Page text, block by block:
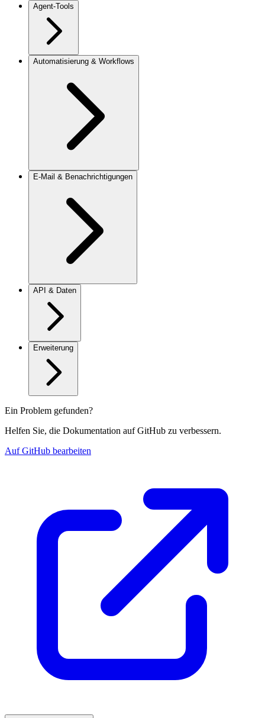
Agent-Tools
Automatisierung & Workflows
E-Mail & Benachrichtigungen
API & Daten
Erweiterung
Ein Problem gefunden?
Helfen Sie, die Dokumentation auf GitHub zu verbessern.
Auf GitHub bearbeiten